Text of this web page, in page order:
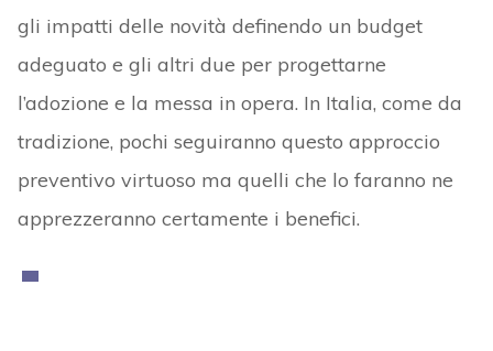
gli impatti delle novità definendo un budget
adeguato e gli altri due per progettarne
l’adozione e la messa in opera. In Italia, come da
tradizione, pochi seguiranno questo approccio
preventivo virtuoso ma quelli che lo faranno ne
apprezzeranno certamente i benefici.